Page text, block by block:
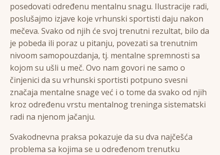
posedovati određenu mentalnu snagu. Ilustracije radi,
poslušajmo izjave koje vrhunski sportisti daju nakon
mečeva. Svako od njih će svoj trenutni rezultat, bilo da
je pobeda ili poraz u pitanju, povezati sa trenutnim
nivoom samopouzdanja, tj. mentalne spremnosti sa
kojom su ušli u meč. Ovo nam govori ne samo o
činjenici da su vrhunski sportisti potpuno svesni
značaja mentalne snage već i o tome da svako od njih
kroz određenu vrstu mentalnog treninga sistematski
radi na njenom jačanju.
Svakodnevna praksa pokazuje da su dva najčešća
problema sa kojima se u određenom trenutku